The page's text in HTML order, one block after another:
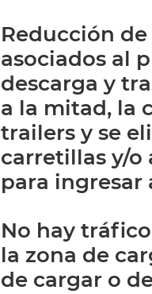
Reducción
asociados al
descarga y
a la mitad, la
trailers y se
carretillas y/o
para ingresar
No hay
la zona de
de cargar o